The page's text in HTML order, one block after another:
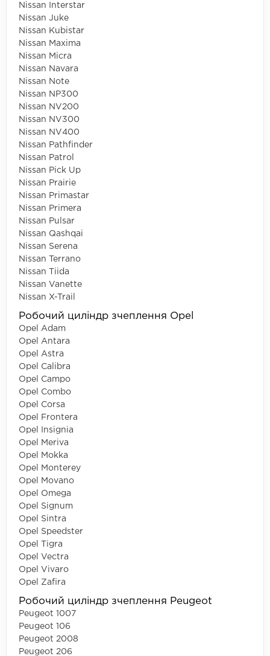
Nissan Interstar
Nissan Juke
Nissan Kubistar
Nissan Maxima
Nissan Micra
Nissan Navara
Nissan Note
Nissan NP300
Nissan NV200
Nissan NV300
Nissan NV400
Nissan Pathfinder
Nissan Patrol
Nissan Pick Up
Nissan Prairie
Nissan Primastar
Nissan Primera
Nissan Pulsar
Nissan Qashqai
Nissan Serena
Nissan Terrano
Nissan Tiida
Nissan Vanette
Nissan X-Trail
Робочий циліндр зчеплення Opel
Opel Adam
Opel Antara
Opel Astra
Opel Calibra
Opel Campo
Opel Combo
Opel Corsa
Opel Frontera
Opel Insignia
Opel Meriva
Opel Mokka
Opel Monterey
Opel Movano
Opel Omega
Opel Signum
Opel Sintra
Opel Speedster
Opel Tigra
Opel Vectra
Opel Vivaro
Opel Zafira
Робочий циліндр зчеплення Peugeot
Peugeot 1007
Peugeot 106
Peugeot 2008
Peugeot 206